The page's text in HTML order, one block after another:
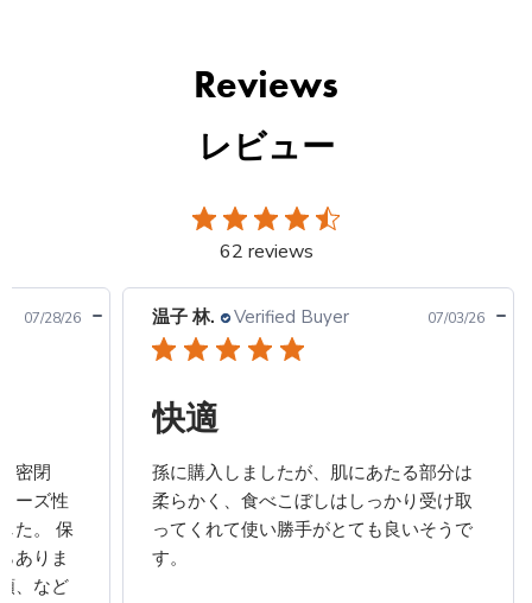
Reviews
レビュー
62 reviews
07/28/26
密閉
ーズ性
た。 保
ありま
、など
温子 林. Verified Buyer 07/03/26
快適
孫に購入しましたが、肌にあたる部分は
柔らかく、食べこぼしはしっかり受け取
ってくれて使い勝手がとても良いそうで
す。